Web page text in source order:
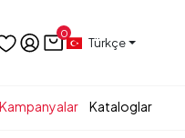
0
Türkçe
Kampanyalar Kataloglar